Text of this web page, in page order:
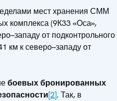
мест хранения СММ
комплекса (9К33 «Оса»,
от подконтрольного
км к северо–западу от
боевых бронированных
[2]. Так, в